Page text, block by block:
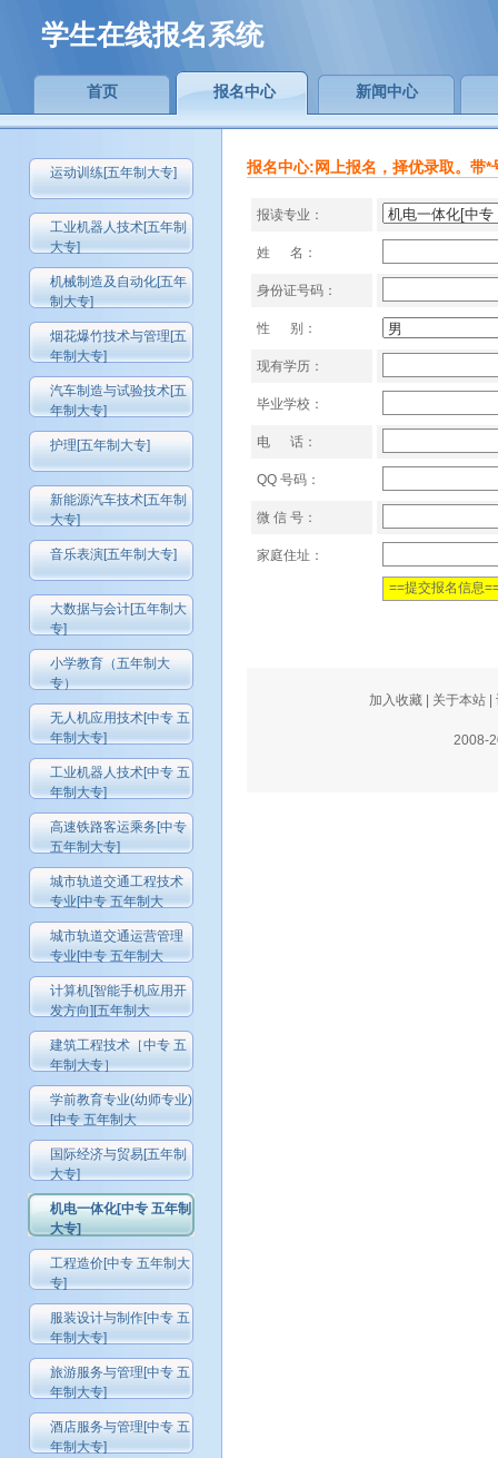
学生在线报名系统
首页 报名中心 新闻中心
运动训练[五年制大专]
工业机器人技术[五年制
大专]
机械制造及自动化[五年
制大专]
烟花爆竹技术与管理[五
年制大专]
汽车制造与试验技术[五
年制大专]
护理[五年制大专]
新能源汽车技术[五年制
大专]
音乐表演[五年制大专]
大数据与会计[五年制大
专]
小学教育（五年制大
专）
无人机应用技术[中专 五
年制大专]
工业机器人技术[中专 五
年制大专]
高速铁路客运乘务[中专
五年制大专]
城市轨道交通工程技术
专业[中专 五年制大
城市轨道交通运营管理
专业[中专 五年制大
计算机[智能手机应用开
发方向][五年制大
建筑工程技术［中专 五
年制大专］
学前教育专业(幼师专业)
[中专 五年制大
国际经济与贸易[五年制
大专]
机电一体化[中专 五年制
大专]
工程造价[中专 五年制大
专]
服装设计与制作[中专 五
年制大专]
旅游服务与管理[中专 五
年制大专]
酒店服务与管理[中专 五
年制大专]
报名中心:网上报名，择优录取。带*
报读专业：
姓 名：
身份证号码：
性 别：
现有学历：
毕业学校：
电 话：
QQ 号码：
微 信 号：
家庭住址：
加入收藏| 关于本站|
2008-